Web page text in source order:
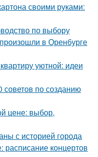
своими руками:
по выбору
в Оренбурге
уютной: идеи
советов по созданию
цене: выбор,
с историей города
концертов